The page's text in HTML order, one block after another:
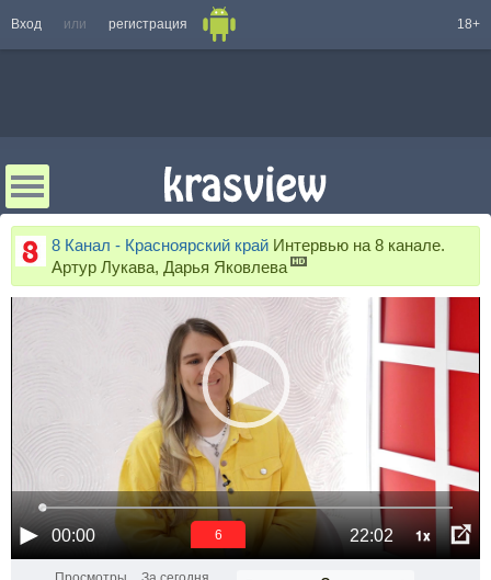
Вход или регистрация 18+
8 Канал - Красноярский край Интервью на 8 канале.
Артур Лукава, Дарья Яковлева
00:00 22:02 1x
6